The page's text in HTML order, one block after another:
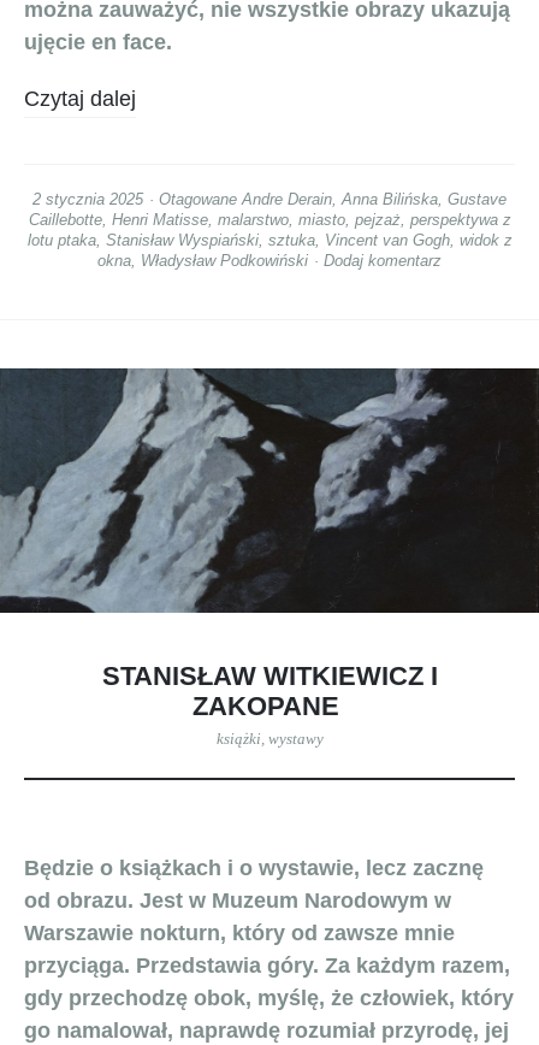
można zauważyć, nie wszystkie obrazy ukazują
ujęcie en face.
Czytaj dalej
2 stycznia 2025 Otagowane Andre Derain Anna Bilińska Gustave
Caillebotte, Henri Matisse, malarstwo, miasto, pejzaż, perspektywa z
lotu ptaka, Stanisław Wyspiański, sztuka, Vincent van Gogh, widok z
okna Władysław Podkowiński Dodaj komentarz
STANISŁAW WITKIEWICZ I
ZAKOPANE
książki, wystawy
Będzie o książkach i o wystawie, lecz zacznę
od obrazu. Jest w Muzeum Narodowym w
Warszawie nokturn, który od zawsze mnie
przyciąga. Przedstawia góry. Za każdym razem,
gdy przechodzę obok, myślę, że człowiek, który
go namalował, naprawdę rozumiał przyrodę, jej